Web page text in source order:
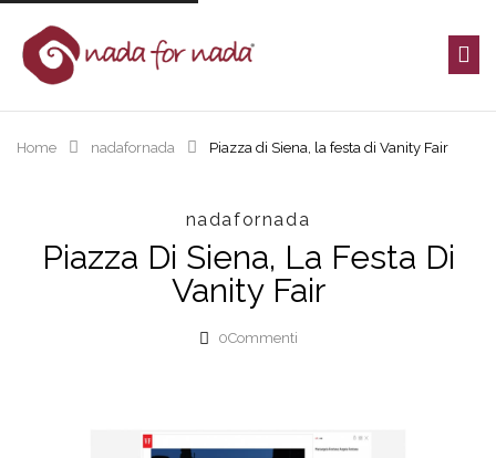
Home nadafornada Piazza di Siena, la festa di Vanity Fair
nadafornada
Piazza Di Siena, La Festa Di
Vanity Fair
0Commenti